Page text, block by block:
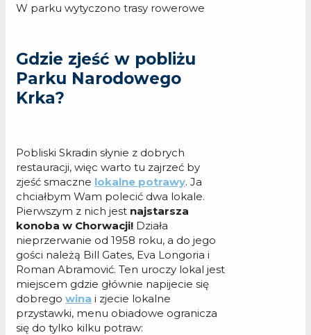
W parku wytyczono trasy rowerowe
Gdzie zjeść w pobliżu
Parku Narodowego
Krka?
Pobliski Skradin słynie z dobrych
restauracji, więc warto tu zajrzeć by
zjeść smaczne lokalne potrawy. Ja
chciałbym Wam polecić dwa lokale.
Pierwszym z nich jest najstarsza
konoba w Chorwacji! Działa
nieprzerwanie od 1958 roku, a do jego
gości należą Bill Gates, Eva Longoria i
Roman Abramović. Ten uroczy lokal jest
miejscem gdzie głównie napijecie się
dobrego wina i zjecie lokalne
przystawki, menu obiadowe ogranicza
się do tylko kilku potraw: